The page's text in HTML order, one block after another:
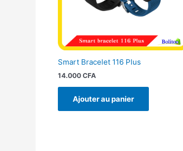
Smart Bracelet 116 Plus
14.000CFA
Ajouter au panier